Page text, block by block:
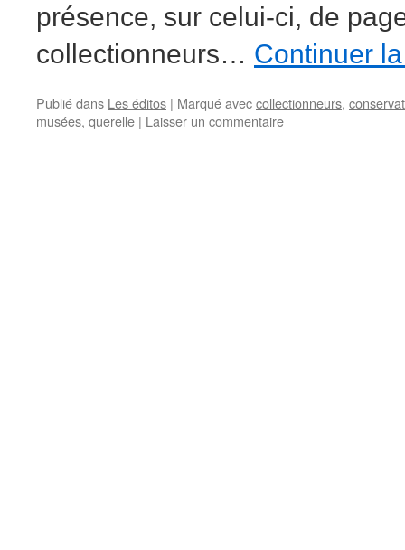
présence, sur celui-ci, de
collectionneurs… Continuer
Publié dans Les éditos | Marqué aveccollectionneurs,
musées, querelle | Laisser un commentaire